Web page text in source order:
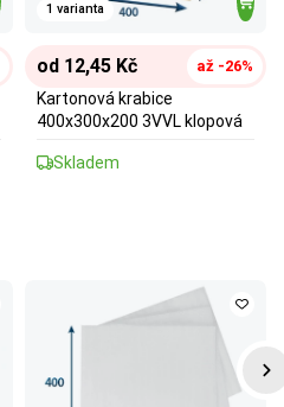
1 varianta
od 12,45 Kč až -26%
Kartonová krabice
400x300x200 3VVL klopová
Skladem